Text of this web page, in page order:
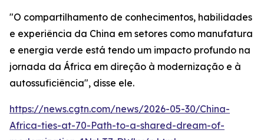
"O compartilhamento de conhecimentos, habilidades
e experiência da China em setores como manufatura
e energia verde está tendo um impacto profundo na
jornada da África em direção à modernização e à
autossuficiência", disse ele.
https://news.cgtn.com/news/2026-05-30/China-
Africa-ties-at-70-Path-to-a-shared-dream-of-